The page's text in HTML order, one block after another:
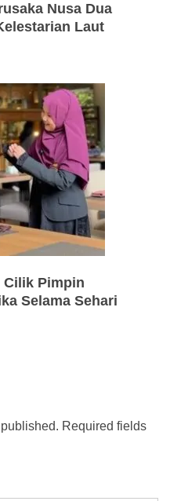
Nusa Dua
Laut
Cilik Pimpin
Selama Sehari
Required fields